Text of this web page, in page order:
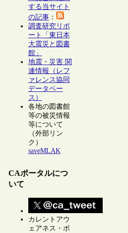
する当サイト
の記事：
調査研究リポ
ート「東日本
大震災と図書
館」
地震・災害 関
連情報（レフ
ァレンス協同
データベー
ス）
各地の図書館
等の被災情報
等について
（外部リン
ク）
saveMLAK
CAポータルにつ
いて
カレントアウ
ェアネス・ポ